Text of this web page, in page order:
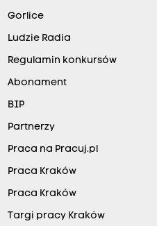
Gorlice
Ludzie Radia
Regulamin konkursów
Abonament
BIP
Partnerzy
Praca na Pracuj.pl
Praca Kraków
Praca Kraków
Targi pracy Kraków